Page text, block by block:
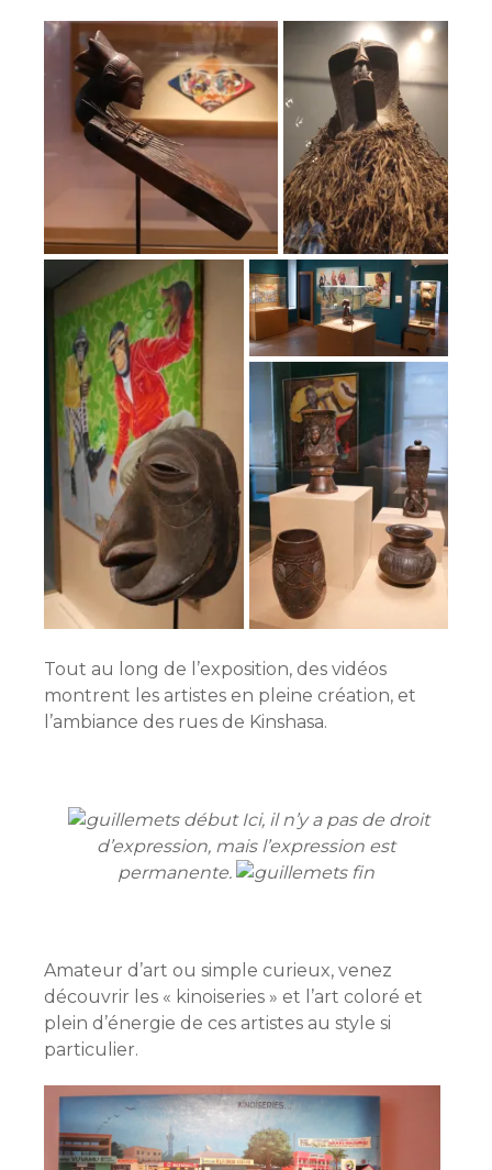
Tout au long de l’exposition, des vidéos
montrent les artistes en pleine création, et
l’ambiance des rues de Kinshasa.
Ici, il n’y a pas de droit
d’expression, mais l’expression est
permanente.
Amateur d’art ou simple curieux, venez
découvrir les « kinoiseries » et l’art coloré et
plein d’énergie de ces artistes au style si
particulier.